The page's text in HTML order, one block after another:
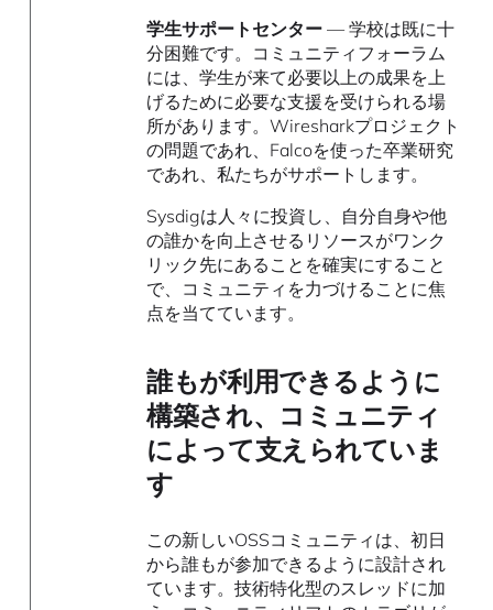
学生サポートセンター — 学校は既に十
分困難です。コミュニティフォーラム
には、学生が来て必要以上の成果を上
げるために必要な支援を受けられる場
所があります。Wiresharkプロジェクト
の問題であれ、Falcoを使った卒業研究
であれ、私たちがサポートします。
Sysdigは人々に投資し、自分自身や他
の誰かを向上させるリソースがワンク
リック先にあることを確実にすること
で、コミュニティを力づけることに焦
点を当てています。
誰もが利用できるように
構築され、コミュニティ
によって支えられていま
す
この新しいOSSコミュニティは、初日
から誰もが参加できるように設計され
ています。技術特化型のスレッドに加